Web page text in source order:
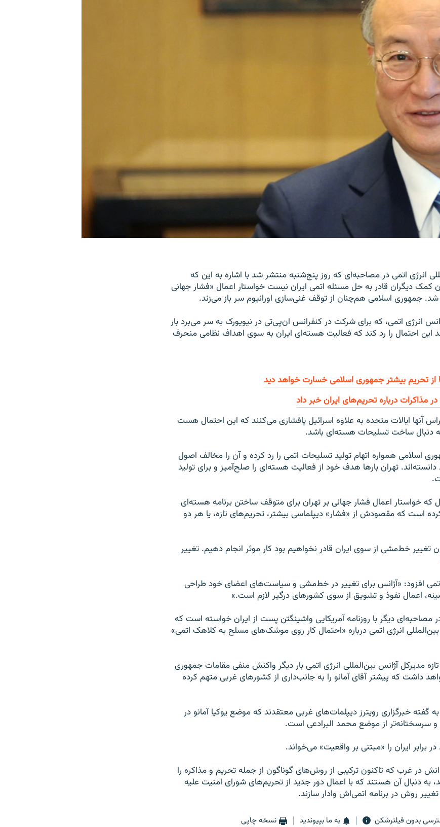
انرژی اتمی در مصاحبه‌ای که روز پنج‌شنبه منتشر شد با اشاره به این که
دیگران قادر به حل مسئله اتمی ایران نیست خواستار اعمال «فشار جهانی
جمهوری اسلامی هم‌چنان از توقف غنی‌سازی اورانیوم سر باز می‌زند.
انرژی اتمی، که برای شرکت در کنفرانس ان‌پی‌تی در نیویورک به سر می‌برد بار
این احتمال را رد کند که فعالیت هسته‌ای ایران به سوی اهداف نظامی منحرف
از تحریم بیشتر جمهوری اسلامی خسارت خواهد دید
مذاکرات درباره تحريم‌های ايران خبر داد
آنها ایالات متحده به علاوه اسرائیل پافشاری می‌کنند که این احتمال هست
دنبال ساخت تسلیحات هسته‌ای باشد.
اسلامی همواره اتهام تولید تسلیحات اتمی را رد کرده و آن را مخالف اصول
تهران بارها هدف خود از فعالیت هسته‌ای را صلح‌آمیز و برای تولید
که خواستار اعمال فشار جهانی بر تهران برای متوقف ساختن برنامه هسته‌ای
که مقصودش از «فشار» دیپلماسی بیشتر، تحریم‌های تازه، یا هر دو
تغییر خط‌مشی از سوی ایران قادر نخواهیم بود کار موثر انجام دهیم. تغییر
افزود: «آژانس برای تغییر در خط‌مشی و سیاست‌های اعضای خود طراحی
اعمال نفوذ و تشویق از سوی کشورهای درگیر لازم است.»
مصاحبه‌ای دیگر با روزنامه آمریکایی واشینگتن پست از ایران خواسته است که
انرژی اتمی درباره «احتمال کار روی موشک‌های مسلح به کلاهک اتمی»
مدیرکل آژانس بین‌المللی انرژی اتمی بار دیگر واکنش منفی مقامات جمهوری
داشت که پیشتر آقای آمانو را به جانب‌داری از کشورهای غربی متهم کرده
گفته خبرگزاری رویترز دیپلمات‌های غربی معتقدند که موضع یوکیا آمانو در
و سرسختانه‌تر از موضع محمد البرادعی است.
برابر ایران را «مبتنی بر واقعیت» می‌خواند.
در غرب که تاکنون ترکیبی از روش‌های گوناگون از جمله تحریم و مذاکره را
به دنبال آن هستند که با اعمال دور جدید از تحریم‌های شورای امنیت علیه
تغییر روش در برنامه اتمی‌اش وادار سازند.
بدون فیلترشکن به ما بپیوندید نسخه چاپی